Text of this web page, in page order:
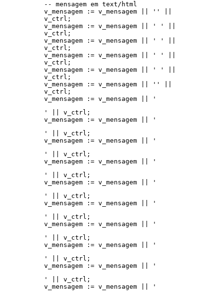
-- mensagem em text/html
v_mensagem := v_mensagem || '' ||
v_ctrl;
v_mensagem := v_mensagem || ' ' ||
v_ctrl;
v_mensagem := v_mensagem || ' ' ||
v_ctrl;
v_mensagem := v_mensagem || ' ' ||
v_ctrl;
v_mensagem := v_mensagem || ' ' ||
v_ctrl;
v_mensagem := v_mensagem || '' ||
v_ctrl;
v_mensagem := v_mensagem || '
' || v_ctrl;
v_mensagem := v_mensagem || '
' || v_ctrl;
v_mensagem := v_mensagem || '
' || v_ctrl;
v_mensagem := v_mensagem || '
' || v_ctrl;
v_mensagem := v_mensagem || '
' || v_ctrl;
v_mensagem := v_mensagem || '
' || v_ctrl;
v_mensagem := v_mensagem || '
' || v_ctrl;
v_mensagem := v_mensagem || '
' || v_ctrl;
v_mensagem := v_mensagem || '
' || v_ctrl;
v_mensagem := v_mensagem || '